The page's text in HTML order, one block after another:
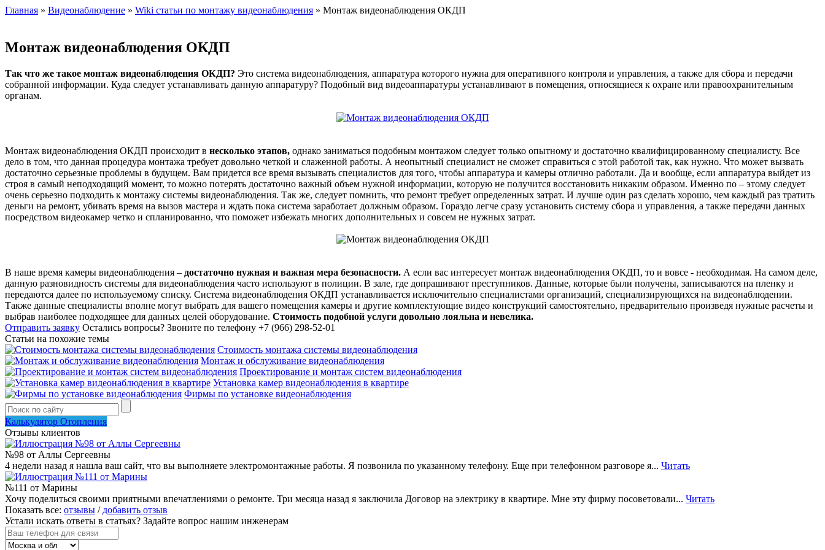
Главная » Видеонаблюдение » Wiki статьи по монтажу видеонаблюдения » Монтаж видеонаблюдения ОКДП
Монтаж видеонаблюдения ОКДП
Так что же такое монтаж видеонаблюдения ОКДП? Это система видеонаблюдения, аппаратура которого нужна для оперативного контроля и управления, а также для сбора и передачи
собранной информации. Куда следует устанавливать данную аппаратуру? Подобный вид видеоаппаратуры устанавливают в помещения, относящиеся к охране или правоохранительным
органам.
Монтаж видеонаблюдения ОКДП происходит в несколько этапов, однако заниматься подобным монтажом следует только опытному и достаточно квалифицированному специалисту. Все
дело в том, что данная процедура монтажа требует довольно четкой и слаженной работы. А неопытный специалист не сможет справиться с этой работой так, как нужно. Что может вызвать
достаточно серьезные проблемы в будущем. Вам придется все время вызывать специалистов для того, чтобы аппаратура и камеры отлично работали. Да и вообще, если аппаратура выйдет из
строя в самый неподходящий момент, то можно потерять достаточно важный объем нужной информации, которую не получится восстановить никаким образом. Именно по – этому следует
очень серьезно подходить к монтажу системы видеонаблюдения. Так же, следует помнить, что ремонт требует определенных затрат. И лучше один раз сделать хорошо, чем каждый раз тратить
деньги на ремонт, убивать время на вызов мастера и ждать пока система заработает должным образом. Гораздо легче сразу установить систему сбора и управления, а также передачи данных
посредством видеокамер четко и спланированно, что поможет избежать многих дополнительных и совсем не нужных затрат.
В наше время камеры видеонаблюдения – достаточно нужная и важная мера безопасности. А если вас интересует монтаж видеонаблюдения ОКДП, то и вовсе - необходимая. На самом деле,
данную разновидность системы для видеонаблюдения часто используют в полиции. В зале, где допрашивают преступников. Данные, которые были получены, записываются на пленку и
передаются далее по используемому списку. Система видеонаблюдения ОКДП устанавливается исключительно специалистами организаций, специализирующихся на видеонаблюдении.
Также данные специалисты вполне могут выбрать для вашего помещения камеры и другие комплектующие видео конструкций самостоятельно, предварительно произведя нужные расчеты и
выбрав наиболее подходящее для данных целей оборудование. Стоимость подобной услуги довольно лояльна и невелика.
Отправить заявку Остались вопросы? Звоните по телефону +7 (966) 298-52-01
Статьи на похожие темы
Стоимость монтажа системы видеонаблюдения
Монтаж и обслуживание видеонаблюдения
Проектирование и монтаж систем видеонаблюдения
Установка камер видеонаблюдения в квартире
Фирмы по установке видеонаблюдения
Калькулятор Отопления
Отзывы клиентов
№98 от Аллы Сергеевны
4 недели назад я нашла ваш сайт, что вы выполняете электромонтажные работы. Я позвонила по указанному телефону. Еще при телефонном разговоре я... Читать
№111 от Марины
Хочу поделиться своими приятными впечатлениями о ремонте. Три месяца назад я заключила Договор на электрику в квартире. Мне эту фирму посоветовали... Читать
Показать все: отзывы / добавить отзыв
Устали искать ответы в статьях? Задайте вопрос нашим инженерам